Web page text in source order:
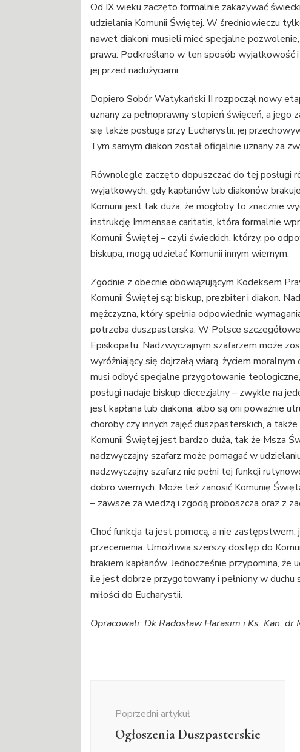
Od IX wieku zaczęto formalnie zakazywać
udzielania Komunii Świętej. W średniowieczu
nawet diakoni musieli mieć specjalne
prawa. Podkreślano w ten sposób wyjątkowość
jej przed nadużyciami.
Dopiero Sobór Watykański II rozpoczął nowy
uznany za pełnoprawny stopień święceń, a jego
się także posługa przy Eucharystii: jej
Tym samym diakon został oficjalnie uznany za
Równolegle zaczęto dopuszczać do tej posługi
wyjątkowych, gdy kapłanów lub diakonów
Komunii jest tak duża, że mogłoby to znacznie
instrukcję Immensae caritatis, która formalnie
Komunii Świętej – czyli świeckich, którzy, po
biskupa, mogą udzielać Komunii innym wiernym.
Zgodnie z obecnie obowiązującym Kodeksem
Komunii Świętej są: biskup, prezbiter i diakon.
mężczyzna, który spełnia odpowiednie
potrzeba duszpasterska. W Polsce
Episkopatu. Nadzwyczajnym szafarzem może
wyróżniający się dojrzałą wiarą, życiem
musi odbyć specjalne przygotowanie
posługi nadaje biskup diecezjalny – zwykle na
jest kapłana lub diakona, albo są oni poważnie
choroby czy innych zajęć duszpasterskich, a
Komunii Świętej jest bardzo duża, tak że Msza
nadzwyczajny szafarz może pomagać w
nadzwyczajny szafarz nie pełni tej funkcji
dobro wiernych. Może też zanosić Komunię
– zawsze za wiedzą i zgodą proboszcza oraz z
Choć funkcja ta jest pomocą, a nie
przecenienia. Umożliwia szerszy dostęp do
brakiem kapłanów. Jednocześnie przypomina, że
ile jest dobrze przygotowany i pełniony w duchu
miłości do Eucharystii.
Opracowali: Dk Radosław Harasim i Ks. Kan. dr
Poprzedni artykuł
Ogłoszenia Duszpasterskie